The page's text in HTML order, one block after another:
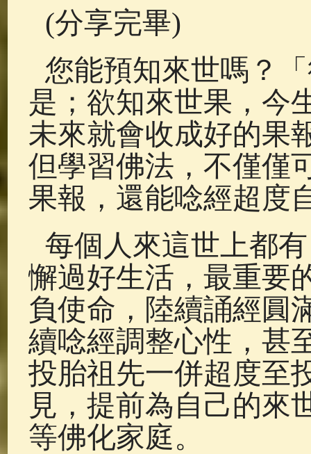
(分享完畢)
您能預知來世嗎？
是；欲知來世果，今
未來就會收成好的果
但學習佛法，不僅僅
果報，還能唸經超度
每個人來這世上都
懈過好生活，最重要
負使命，陸續誦經圓
續唸經調整心性，甚
投胎祖先一併超度至
見，提前為自己的來
等佛化家庭。